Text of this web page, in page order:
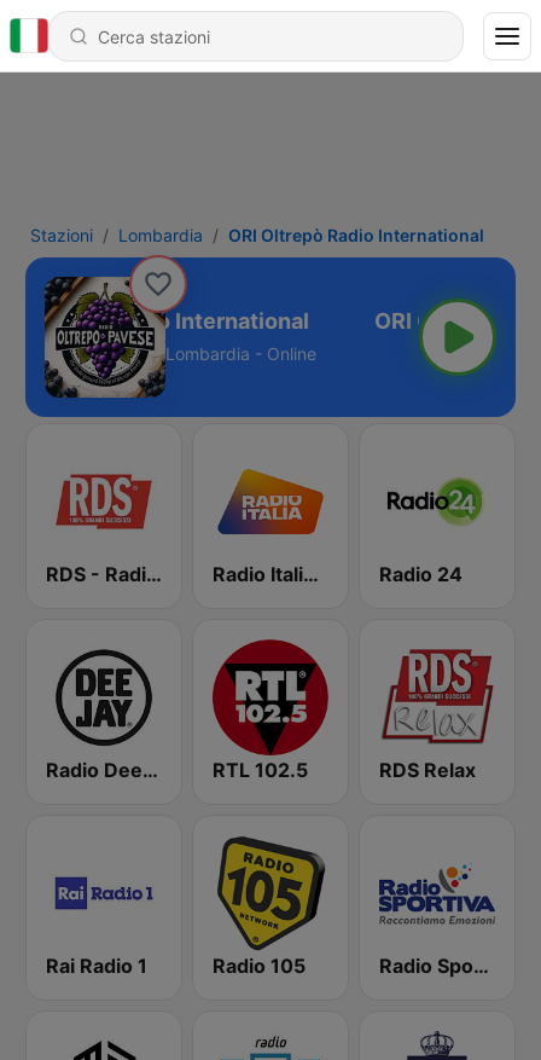
Stazioni Lombardia ORI Oltrepò Radio International
Oltrepò Radio International
Lombardia - Online
RDS - Radio Dimensione Suono Radio Italia solomusicaitaliana Radio 24
Radio Deejay RTL 102.5 RDS Relax
Rai Radio 1 Radio 105 Radio Sportiva